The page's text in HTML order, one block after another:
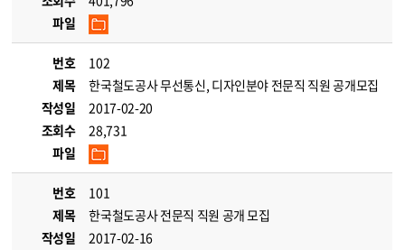
파일
번호
102
제목
한국철도공사 무선통신, 디자인분야 전문직 직원 공개모집
작성일
2017-02-20
조회수
28,731
파일
번호
101
제목
한국철도공사 전문직 직원 공개 모집
작성일
2017-02-16